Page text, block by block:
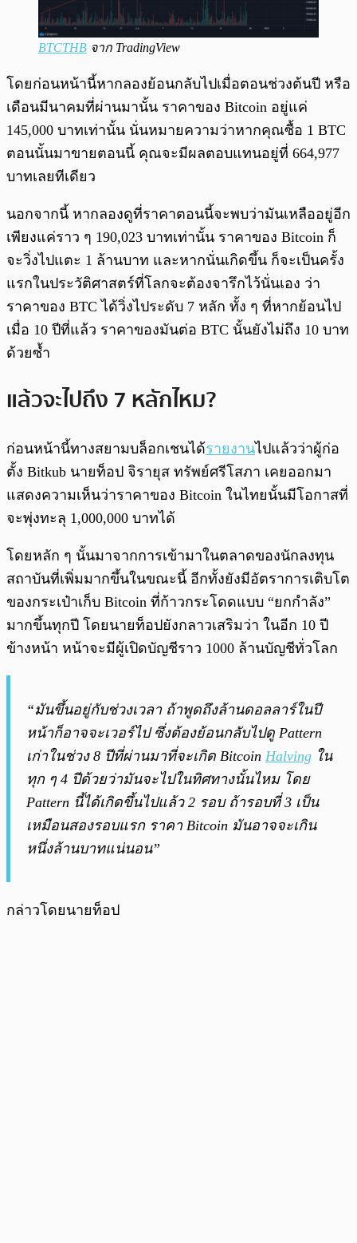
BTCTHB จาก TradingView
โดยก่อนหน้านี้หากลองย้อนกลับไปเมื่อตอนช่วงต้นปี หรือ
เดือนมีนาคมที่ผ่านมานั้น ราคาของ Bitcoin อยู่แค่
145,000 บาทเท่านั้น นั่นหมายความว่าหากคุณซื้อ 1 BTC
ตอนนั้นมาขายตอนนี้ คุณจะมีผลตอบแทนอยู่ที่ 664,977
บาทเลยทีเดียว
นอกจากนี้ หากลองดูที่ราคาตอนนี้จะพบว่ามันเหลืออยู่อีก
เพียงแค่ราว ๆ 190,023 บาทเท่านั้น ราคาของ Bitcoin ก็
จะวิ่งไปแตะ 1 ล้านบาท และหากนั่นเกิดขึ้น ก็จะเป็นครั้ง
แรกในประวัติศาสตร์ที่โลกจะต้องจารึกไว้นั่นเอง ว่า
ราคาของ BTC ได้วิ่งไประดับ 7 หลัก ทั้ง ๆ ที่หากย้อนไป
เมื่อ 10 ปีที่แล้ว ราคาของมันต่อ BTC นั้นยังไม่ถึง 10 บาท
ด้วยซ้ำ
แล้วจะไปถึง 7 หลักไหม?
ก่อนหน้านี้ทางสยามบล็อกเชนได้รายงานไปแล้วว่าผู้ก่อ
ตั้ง Bitkub นายท็อป จิรายุส ทรัพย์ศรีโสภา เคยออกมา
แสดงความเห็นว่าราคาของ Bitcoin ในไทยนั้นมีโอกาสที่
จะพุ่งทะลุ 1,000,000 บาทได้
โดยหลัก ๆ นั้นมาจากการเข้ามาในตลาดของนักลงทุน
สถาบันที่เพิ่มมากขึ้นในขณะนี้ อีกทั้งยังมีอัตราการเติบโต
ของกระเป๋าเก็บ Bitcoin ที่ก้าวกระโดดแบบ “ยกกำลัง”
มากขึ้นทุกปี โดยนายท็อปยังกลาวเสริมว่า ในอีก 10 ปี
ข้างหน้า หน้าจะมีผู้เปิดบัญชีราว 1000 ล้านบัญชีทั่วโลก
“มันขึ้นอยู่กับช่วงเวลา ถ้าพูดถึงล้านดอลลาร์ในปี
หน้าก็อาจจะเวอร์ไป ซึ่งต้องย้อนกลับไปดู Pattern
เก่าในช่วง 8 ปีที่ผ่านมาที่จะเกิด Bitcoin Halving ใน
ทุก ๆ 4 ปีด้วยว่ามันจะไปในทิศทางนั้นไหม โดย
Pattern นี้ได้เกิดขึ้นไปแล้ว 2 รอบ ถ้ารอบที่ 3 เป็น
เหมือนสองรอบแรก ราคา Bitcoin มันอาจจะเกิน
หนึ่งล้านบาทแน่นอน”
กล่าวโดยนายท็อป